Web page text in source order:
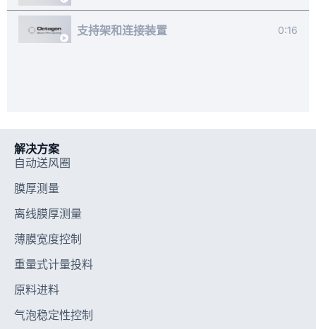
支持架和连接装置 0:16
解决方案
自动送风圈
膜厚测量
离线膜厚测量
薄膜宽度控制
重量式计量投料
原料进料
气泡稳定性控制